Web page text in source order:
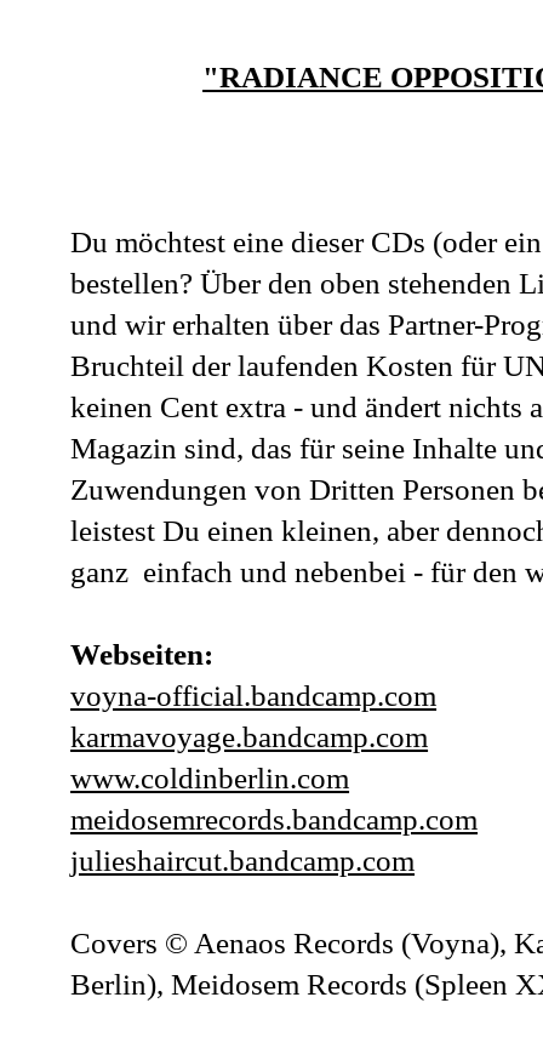
"RADIANCE
Du möchtest eine dieser CDs (oder
bestellen? Über den oben stehenden
und wir erhalten über das Partner-
Bruchteil der laufenden Kosten für
keinen Cent extra - und ändert nichts
Magazin sind, das für seine Inhalte
Zuwendungen von Dritten Personen
leistest Du einen kleinen, aber
ganz einfach und nebenbei - für den
Webseiten:
voyna-official.bandcamp.com
karmavoyage.bandcamp.com
www.coldinberlin.com
meidosemrecords.bandcamp.com
julieshaircut.bandcamp.com
Covers © Aenaos Records (Voyna),
Berlin), Meidosem Records (Spleen